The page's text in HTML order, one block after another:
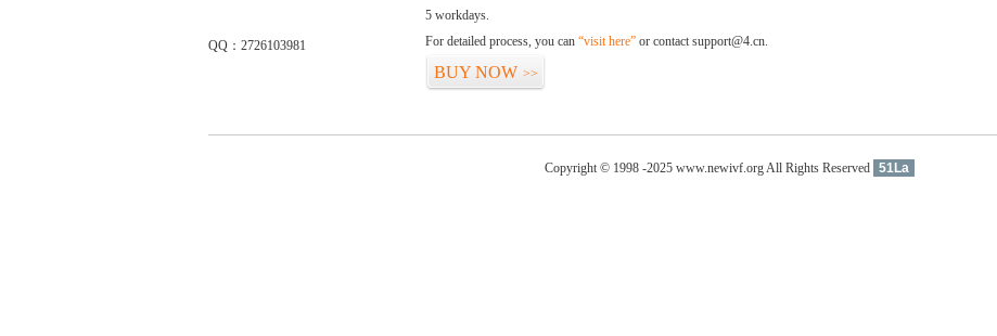
QQ：2726103981
5 workdays.
For detailed process, you can “visit here” or contact support@4.cn.
BUY NOW >>
Copyright © 1998 -2025 www.newivf.org All Rights Reserved 51La